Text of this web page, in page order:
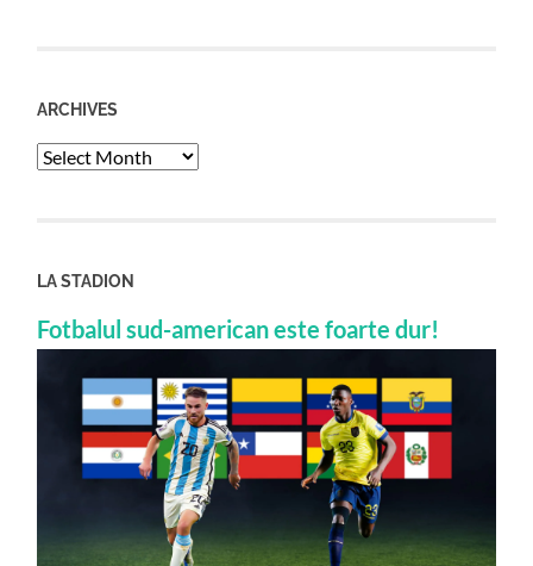
ARCHIVES
Archives
LA STADION
Fotbalul sud-american este foarte dur!